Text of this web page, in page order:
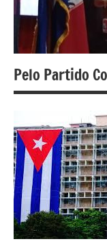
Pelo Partido